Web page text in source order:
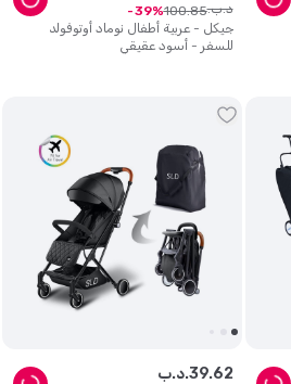
جيكل - عربية أطفال نوماد أوتوفولد
للسفر - أسود عقيقي
د.ب. 100.85
39
د.ب.39.62